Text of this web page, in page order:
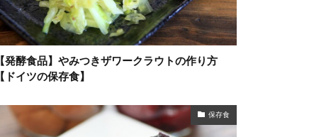
【発酵食品】やみつきザワークラウトの作り方
【ドイツの保存食】
保存食